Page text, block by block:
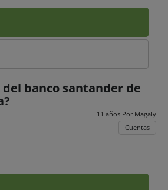
del banco santander de
11 años Por Magaly
Cuentas